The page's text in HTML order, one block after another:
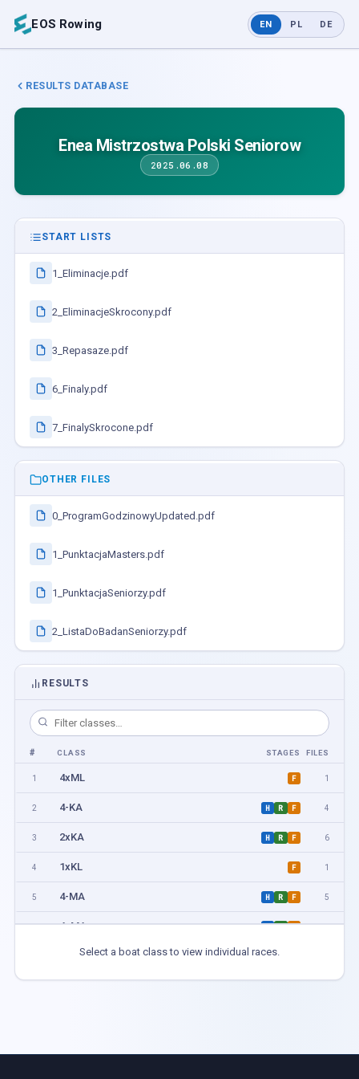
EOS Rowing EN PL DE
RESULTS DATABASE
Enea Mistrzostwa Polski Seniorow
2025.06.08
START LISTS
1_Eliminacje.pdf
2_EliminacjeSkrocony.pdf
3_Repasaze.pdf
6_Finaly.pdf
7_FinalySkrocone.pdf
OTHER FILES
0_ProgramGodzinowyUpdated.pdf
1_PunktacjaMasters.pdf
1_PunktacjaSeniorzy.pdf
2_ListaDoBadanSeniorzy.pdf
RESULTS
# CLASS STAGES FILES
1 4xML F 1
2 4-KA H R F 4
3 2xKA H R F 6
4 1xKL F 1
5 4-MA H R F 5
6 4xMA H R F 5
1xML H R
Select a boat class to view individual races.